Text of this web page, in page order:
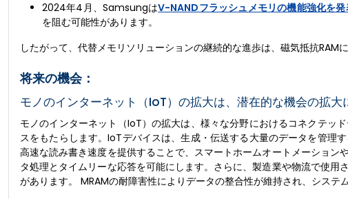
2024年4月、SamsungはV-NANDフラッシュメモリの機能強化を発
を阻む可能性があります。
したがって、代替メモリソリューションの継続的な進歩は、磁気抵抗RAM
将来の機会：
モノのインターネット（IoT）の拡大は、潜在的な機会の拡大
モノのインターネット（IoT）の拡大は、様々な分野におけるコネクテッ
スをもたらします。IoTデバイスは、生成・伝送する大量のデータを管理
高速な読み書き速度を提供することで、スマートホームオートメーショ
タ処理とタイムリーな応答を可能にします。さらに、製造業や物流で使
があります。 MRAMの耐障害性によりデータの整合性が維持され、システ